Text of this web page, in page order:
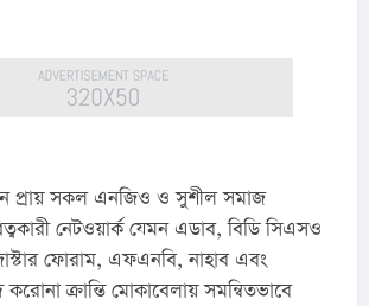
প্রায় সকল এনজিও ও সুশীল সমাজ
নেটওয়ার্ক যেমন এডাব, বিডি সিএসও
ফোরাম, এফএনবি, নাহাব এবং
ক্রান্তি মোকাবেলায় সমন্বিতভাবে